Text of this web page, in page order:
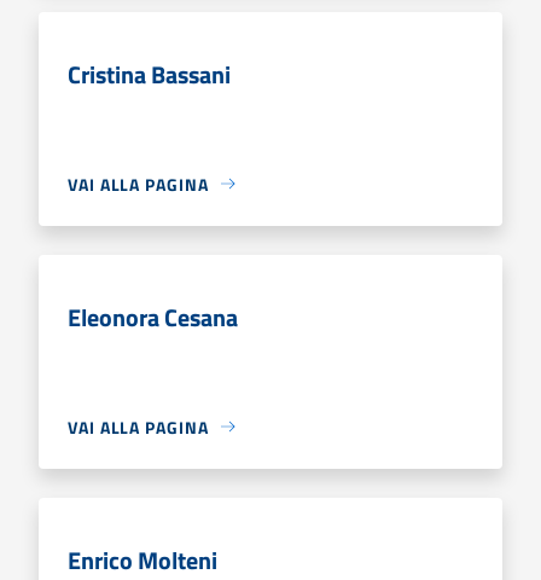
Cristina Bassani
VAI ALLA PAGINA
Eleonora Cesana
VAI ALLA PAGINA
Enrico Molteni